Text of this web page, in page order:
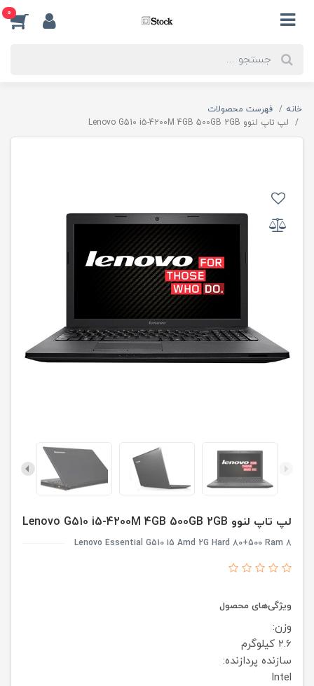
0
خانه
فهرست محصولات
لپ تاپ لنوو Lenovo G510 i5-4200M 4GB 500GB 2GB
لپ تاپ لنوو Lenovo G510 i5-4200M 4GB 500GB 2GB
Lenovo Essential G510 i5 Amd 2G Hard 80+500 Ram 8
ویژگی‌های محصول
وزن:
۲.۶ کیلوگرم
سازنده پردازنده:
Intel